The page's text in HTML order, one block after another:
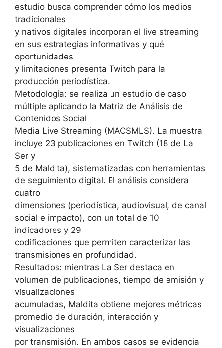
estudio busca comprender cómo los medios
tradicionales
y nativos digitales incorporan el live streaming
en sus estrategias informativas y qué
oportunidades
y limitaciones presenta Twitch para la
producción periodística.
Metodología: se realiza un estudio de caso
múltiple aplicando la Matriz de Análisis de
Contenidos Social
Media Live Streaming (MACSMLS). La muestra
incluye 23 publicaciones en Twitch (18 de La
Ser y
5 de Maldita), sistematizadas con herramientas
de seguimiento digital. El análisis considera
cuatro
dimensiones (periodística, audiovisual, de canal
social e impacto), con un total de 10
indicadores y 29
codificaciones que permiten caracterizar las
transmisiones en profundidad.
Resultados: mientras La Ser destaca en
volumen de publicaciones, tiempo de emisión y
visualizaciones
acumuladas, Maldita obtiene mejores métricas
promedio de duración, interacción y
visualizaciones
por transmisión. En ambos casos se evidencia